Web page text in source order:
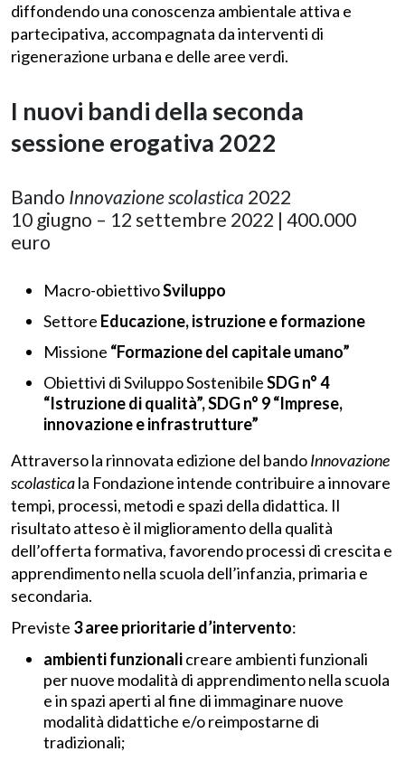
diffondendo una conoscenza ambientale attiva e
partecipativa, accompagnata da interventi di
rigenerazione urbana e delle aree verdi.
I nuovi bandi della seconda
sessione erogativa 2022
Bando Innovazione scolastica 2022
10 giugno – 12 settembre 2022 | 400.000
euro
Macro-obiettivoSviluppo
Settore Educazione, istruzione e formazione
Missione “Formazione del capitale umano”
Obiettivi di Sviluppo SostenibileSDGn° 4
“Istruzione di qualità”, SDGn° 9 “Imprese,
innovazione e infrastrutture”
Attraverso la rinnovata edizione del bandoInnovazione
scolasticala Fondazione intende contribuire a innovare
tempi, processi, metodi e spazi della didattica. Il
risultato atteso è il miglioramento della qualità
dell’offerta formativa, favorendo processi di crescita e
apprendimento nella scuola dell’infanzia, primaria e
secondaria.
Previste 3 aree prioritarie d’intervento:
ambienti funzionalicreare ambienti funzionali
per nuove modalità di apprendimento nella scuola
e in spazi aperti al fine di immaginare nuove
modalità didattiche e/o reimpostarne di
tradizionali;